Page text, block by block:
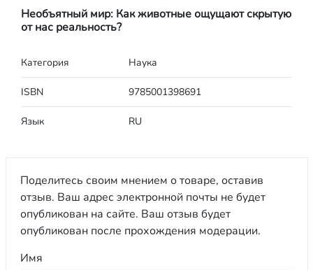
Необъятный мир: Как животные ощущают скрытую
от нас реальность?
Категория Наука
ISBN 9785001398691
Язык RU
Поделитесь своим мнением о товаре, оставив
отзыв. Ваш адрес электронной почты не будет
опубликован на сайте. Ваш отзыв будет
опубликован после прохождения модерации.
Имя